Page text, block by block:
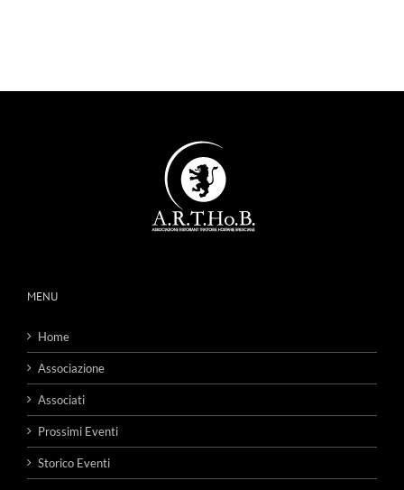
MENU
Home
Associazione
Associati
Prossimi Eventi
Storico Eventi